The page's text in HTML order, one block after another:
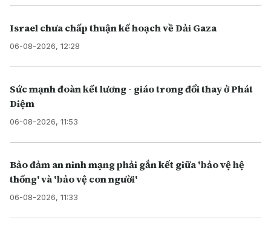
Israel chưa chấp thuận kế hoạch về Dải Gaza
06-08-2026, 12:28
Sức mạnh đoàn kết lương - giáo trong đổi thay ở Phát
Diệm
06-08-2026, 11:53
Bảo đảm an ninh mạng phải gắn kết giữa 'bảo vệ hệ
thống' và 'bảo vệ con người'
06-08-2026, 11:33